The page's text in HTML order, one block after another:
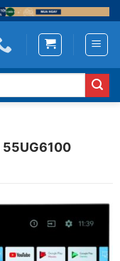
55UG6100